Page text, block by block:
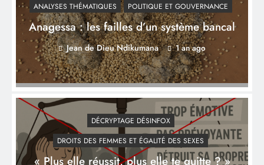
ANALYSES THÉMATIQUES POLITIQUE ET GOUVERNANCE
Anagessa : les failles d’un système bancal
Jean de Dieu Ndikumana 1 an ago
DÉCRYPTAGE DÉSINFOX
DROITS DES FEMMES ET ÉGALITÉ DES SEXES
« Plus elle réussit, plus elle te quitte ? »